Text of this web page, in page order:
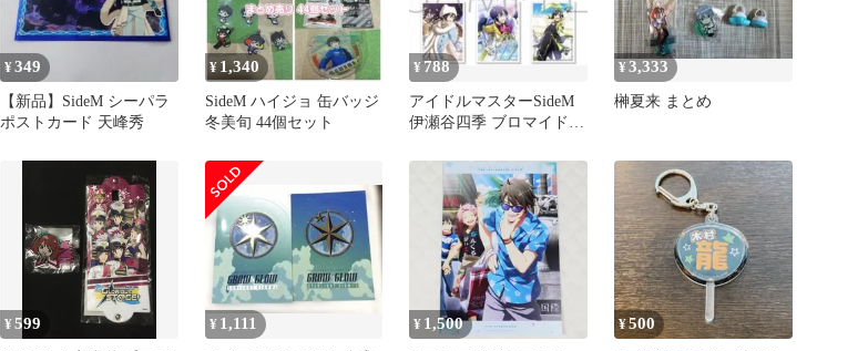
¥349
【新品】SideM シーパラ
ポストカード 天峰秀
¥ 1,340
SideM ハイジョ 缶バッジ
冬美旬 44個セット
¥788
アイドルマスターSideM
伊瀬谷四季 ブロマイドセ
会！
¥3,333
榊夏来 まとめ
¥599 ¥ 1,111 ¥ 1,500 ¥500